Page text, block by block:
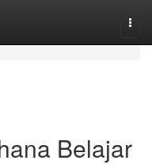
Belajar